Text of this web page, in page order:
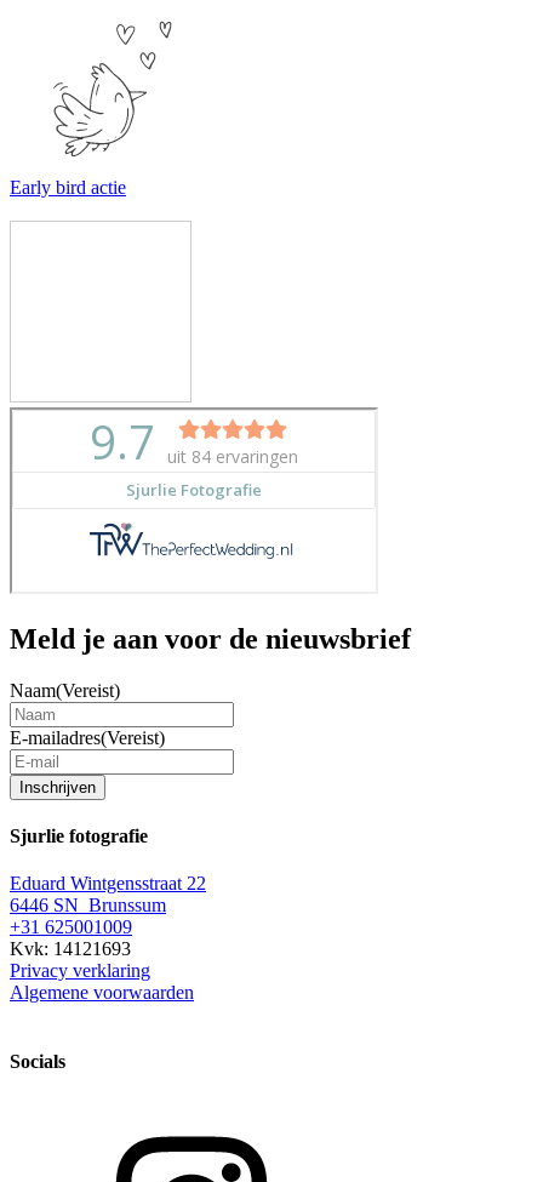
Early bird actie
Meld je aan voor de nieuwsbrief
Naam(Vereist)
E-mailadres(Vereist)
Inschrijven
Sjurlie fotografie
Eduard Wintgensstraat 22
6446 SN Brunssum
+31 625001009
Kvk: 14121693
Privacy verklaring
Algemene voorwaarden
Socials